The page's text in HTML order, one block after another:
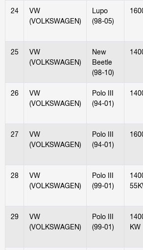
24
VW
(VOLKSWAGEN)
Lupo
(98-05)
25
VW
(VOLKSWAGEN)
New
Beetle
(98-10)
26
VW
(VOLKSWAGEN)
Polo III
(94-01)
27
VW
(VOLKSWAGEN)
Polo III
(94-01)
28
VW
(VOLKSWAGEN)
Polo III
(99-01)
29
VW
(VOLKSWAGEN)
Polo III
(99-01)
KW